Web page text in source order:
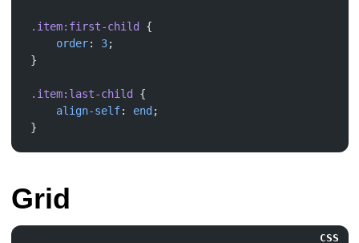
.item:first-child
    order
: 3
.item:last-child
    align-self
: end
Grid
CSS